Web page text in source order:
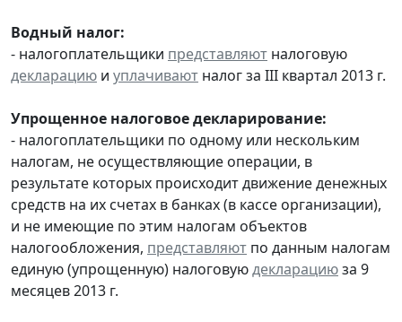
Водный налог:
- налогоплательщики представляют налоговую
декларацию и уплачивают налог за III квартал 2013 г.
Упрощенное налоговое декларирование:
- налогоплательщики по одному или нескольким
налогам, не осуществляющие операции, в
результате которых происходит движение денежных
средств на их счетах в банках (в кассе организации),
и не имеющие по этим налогам объектов
налогообложения, представляют по данным налогам
единую (упрощенную) налоговуюдекларациюза 9
месяцев 2013 г.